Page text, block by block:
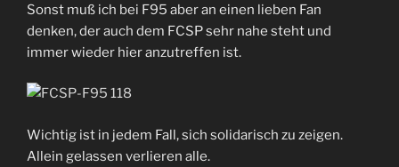
Sonst muß ich bei F95 aber an einen lieben Fan
denken, der auch dem FCSP sehr nahe steht und
immer wieder hier anzutreffen ist.
Wichtig ist in jedem Fall, sich solidarisch zu zeigen.
Allein gelassen verlieren alle.